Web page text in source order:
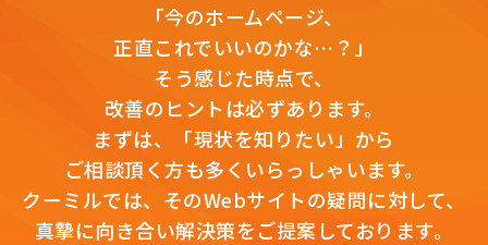
「今のホームページ、
正直これでいいのかな…？」
そう感じた時点で、
改善のヒントは必ずあります。
まずは、「現状を知りたい」から
ご相談頂く方も多くいらっしゃいます。
クーミルでは、そのWebサイトの疑問に対して、
真摯に向き合い解決策をご提案しております。